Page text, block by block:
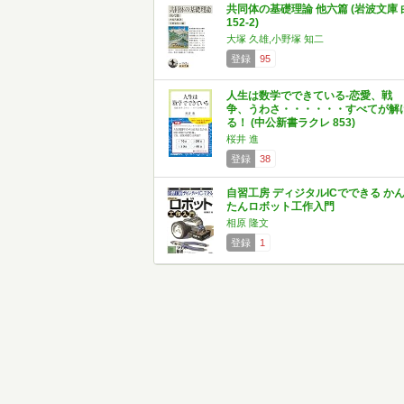
共同体の基礎理論 他六篇 (岩波文庫
152-2)
大塚 久雄,小野塚 知二
登録
95
人生は数学でできている-恋愛、戦
争、うわさ・・・・・・すべてが解
る！ (中公新書ラクレ 853)
桜井 進
登録
38
自習工房 ディジタルICでできる かん
たんロボット工作入門
相原 隆文
登録
1